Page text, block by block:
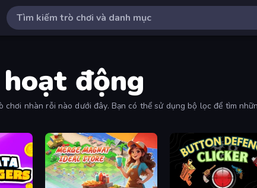
động
nhàn rỗi nào dưới đây. Bạn có thể sử dụng bộ lọc để tìm